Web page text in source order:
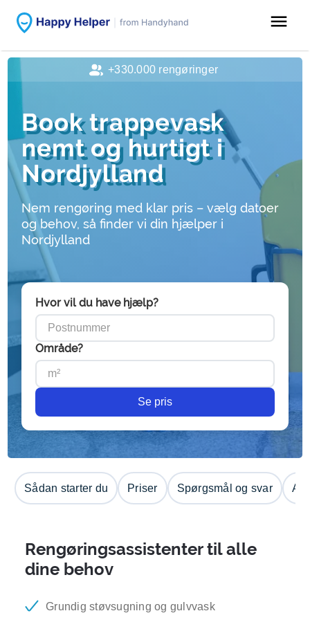
menu
Book trappevask
nemt og hurtigt i
Nordjylland
Nem rengøring med klar pris – vælg datoer
og behov, så finder vi din hjælper i
Nordjylland
Hvor vil du have hjælp?
Område?
Se pris
Sådan starter du Priser Spørgsmål og svar
Rengøringsassistenter til alle
dine behov
Grundig støvsugning og gulvvask
+330.000 rengøringer